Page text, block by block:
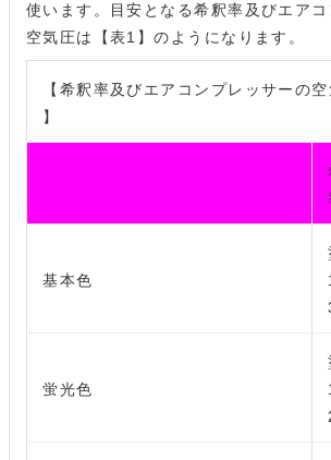
使います。目安となる希釈率及びエア
空気圧は【表1】のようになります。
【希釈率及びエアコンプレッサーの
】
基本色
蛍光色